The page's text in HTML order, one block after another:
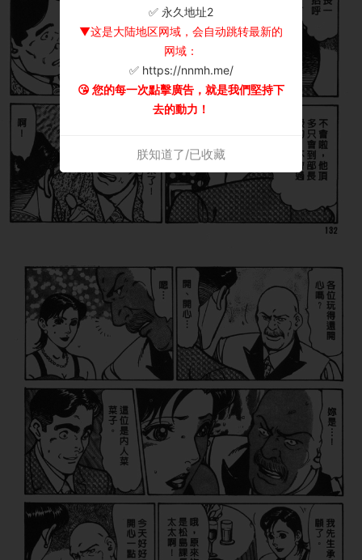
✅ 永久地址2
▼这是大陆地区网域，会自动跳转最新的
网域：
✅ https://nnmh.me/
😘 您的每一次點擊廣告，就是我們堅持下
去的動力！
朕知道了/已收藏